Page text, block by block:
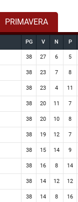
PRIMAVERA
PG V N P
38 27 6 5
38 23 7 8
38 23 4 11
38 20 11 7
38 20 10 8
38 19 12 7
38 15 14 9
38 16 8 14
38 14 12 12
38 14 8 16